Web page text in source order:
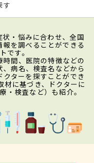
す
状・悩みに合わせ、全国
を調べることができる
です。
間、医院の特徴などの
病名、検査名などから
ターを探すことができ
材に基づき、ドクターに
・検査など）も紹介。